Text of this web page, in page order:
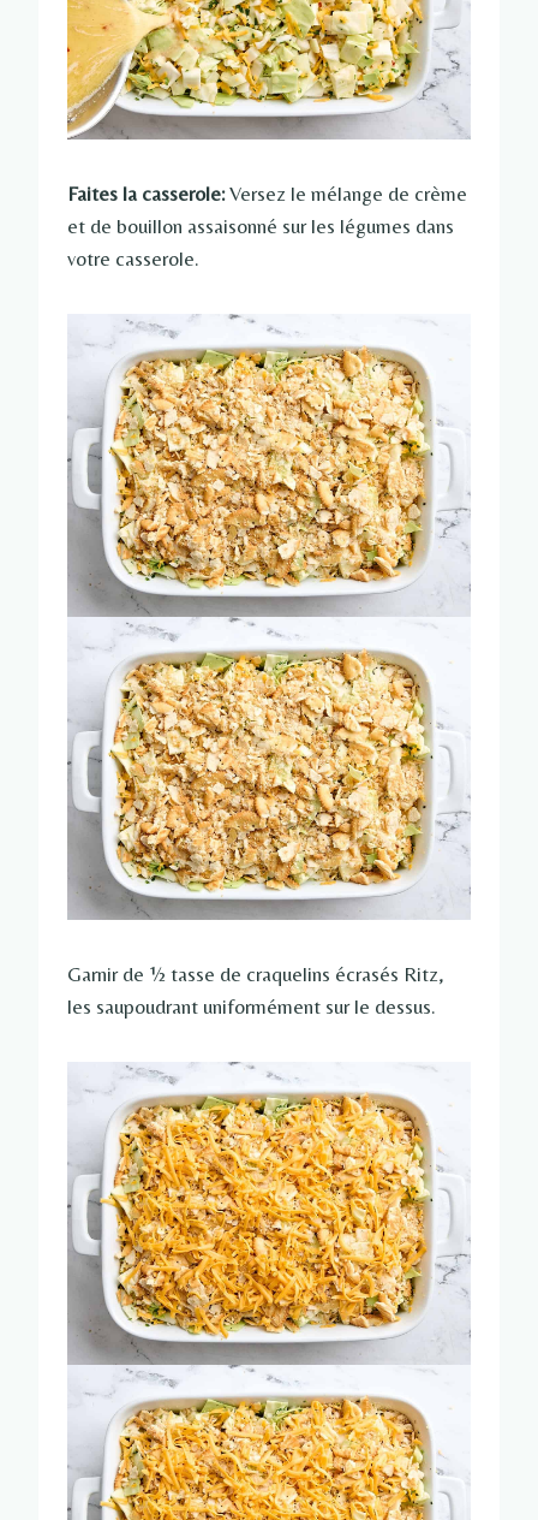
Faites la casserole:Versez le mélange de crème
et de bouillon assaisonné sur les légumes dans
votre casserole.
Garnir de ½ tasse de craquelins écrasés Ritz,
les saupoudrant uniformément sur le dessus.